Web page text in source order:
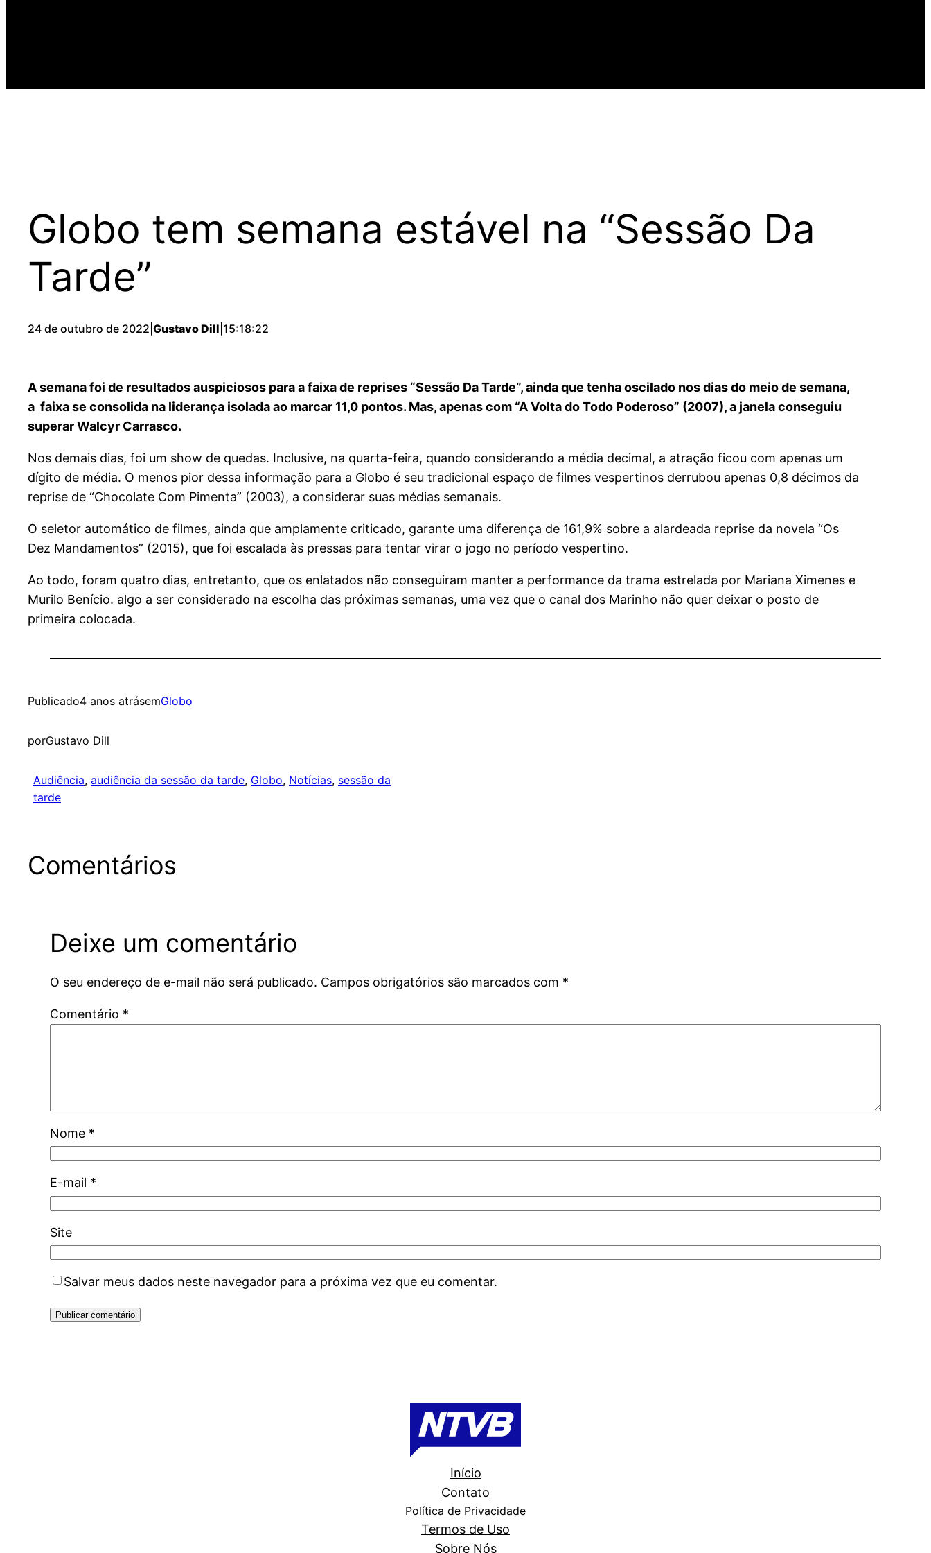
Globo tem semana estável na “Sessão Da
Tarde”
24 de outubro de 2022 Gustavo Dill 15:18:22
A semana foi de resultados auspiciosos para a faixa de reprises “Sessão Da Tarde”, ainda que tenha oscilado nos dias do meio de semana,
a faixa se consolida na liderança isolada ao marcar 11,0 pontos. Mas, apenas com “A Volta do Todo Poderoso” (2007), a janela conseguiu
superar Walcyr Carrasco.
Nos demais dias, foi um show de quedas. Inclusive, na quarta-feira, quando considerando a média decimal, a atração ficou com apenas um
dígito de média. O menos pior dessa informação para a Globo é seu tradicional espaço de filmes vespertinos derrubou apenas 0,8 décimos da
reprise de “Chocolate Com Pimenta” (2003), a considerar suas médias semanais.
O seletor automático de filmes, ainda que amplamente criticado, garante uma diferença de 161,9% sobre a alardeada reprise da novela “Os
Dez Mandamentos” (2015), que foi escalada às pressas para tentar virar o jogo no período vespertino.
Ao todo, foram quatro dias, entretanto, que os enlatados não conseguiram manter a performance da trama estrelada por Mariana Ximenes e
Murilo Benício. algo a ser considerado na escolha das próximas semanas, uma vez que o canal dos Marinho não quer deixar o posto de
primeira colocada.
Publicado4 anos atrásemGlobo
porGustavo Dill
Audiência, audiência da sessão da tarde, Globo, Notícias, sessão da
tarde
Comentários
Deixe um comentário
O seu endereço de e-mail não será publicado. Campos obrigatórios são marcados com *
Comentário *
Nome *
E-mail *
Site
Salvar meus dados neste navegador para a próxima vez que eu comentar.
Início
Contato
Política de Privacidade
Termos de Uso
Sobre Nós